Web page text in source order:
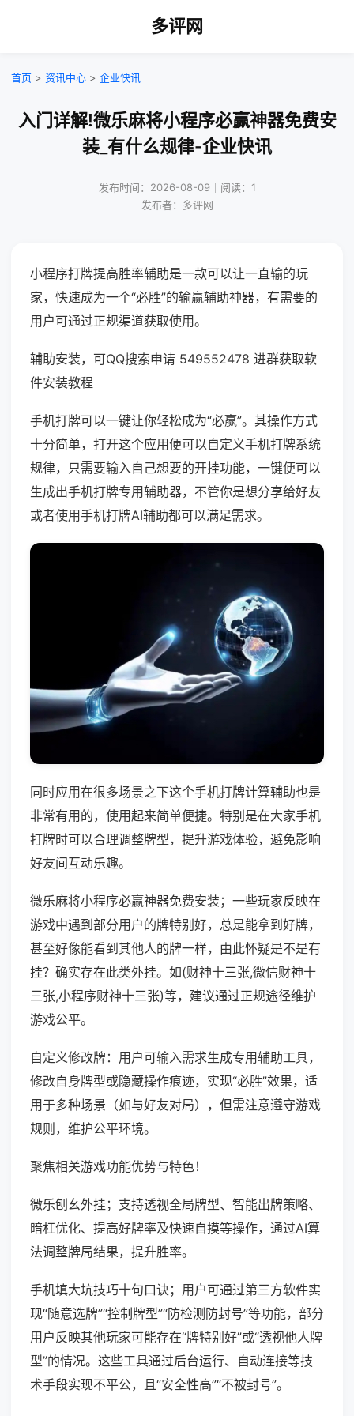
多评网
首页 > 资讯中心 > 企业快讯
入门详解!微乐麻将小程序必赢神器免费安
装_有什么规律-企业快讯
发布时间：2026-08-09｜阅读：1
发布者：多评网
小程序打牌提高胜率辅助是一款可以让一直输的玩
家，快速成为一个“必胜”的输赢辅助神器，有需要的
用户可通过正规渠道获取使用。
辅助安装，可QQ搜索申请 549552478 进群获取软
件安装教程
手机打牌可以一键让你轻松成为“必赢”。其操作方式
十分简单，打开这个应用便可以自定义手机打牌系统
规律，只需要输入自己想要的开挂功能，一键便可以
生成出手机打牌专用辅助器，不管你是想分享给好友
或者使用手机打牌AI辅助都可以满足需求。
同时应用在很多场景之下这个手机打牌计算辅助也是
非常有用的，使用起来简单便捷。特别是在大家手机
打牌时可以合理调整牌型，提升游戏体验，避免影响
好友间互动乐趣。
微乐麻将小程序必赢神器免费安装；一些玩家反映在
游戏中遇到部分用户的牌特别好，总是能拿到好牌，
甚至好像能看到其他人的牌一样，由此怀疑是不是有
挂？确实存在此类外挂。如(财神十三张,微信财神十
三张,小程序财神十三张)等，建议通过正规途径维护
游戏公平。
自定义修改牌：用户可输入需求生成专用辅助工具，
修改自身牌型或隐藏操作痕迹，实现“必胜”效果，适
用于多种场景（如与好友对局），但需注意遵守游戏
规则，维护公平环境。
聚焦相关游戏功能优势与特色！
微乐刨幺外挂；支持透视全局牌型、智能出牌策略、
暗杠优化、提高好牌率及快速自摸等操作，通过AI算
法调整牌局结果，提升胜率。
手机填大坑技巧十句口诀；用户可通过第三方软件实
现“随意选牌”“控制牌型”“防检测防封号”等功能，部分
用户反映其他玩家可能存在“牌特别好”或“透视他人牌
型”的情况。这些工具通过后台运行、自动连接等技
术手段实现不平公，且“安全性高”“不被封号”。